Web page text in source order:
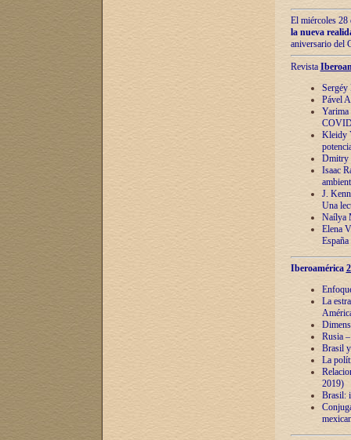
El miércoles 28
la nueva
aniversario del
Revista
Sergéy
Pável
Yarima
Kleidy
Dmitry
Isaac
J.
Una
Naílya
Elena
España
Iberoamérica
La
Rusia
Brasil
La
2019)
Brasil: